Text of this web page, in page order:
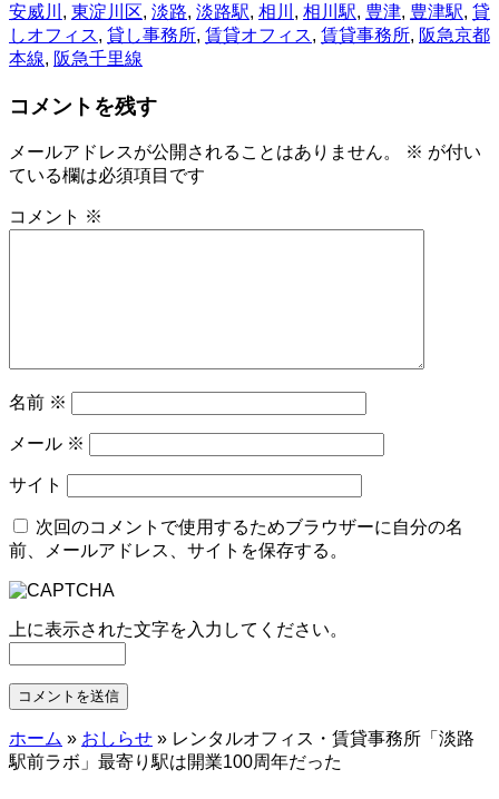
安威川 , 東淀川区, 淡路, 淡路駅, 相川 , 相川駅, 豊津, 豊津駅, 貸
しオフィス, 貸し事務所, 賃貸オフィス, 賃貸事務所, 阪急京都
本線, 阪急千里線
コメントを残す
メールアドレスが公開されることはありません。 ※ が付い
ている欄は必須項目です
コメント ※
名前 ※
メール ※
サイト
次回のコメントで使用するためブラウザーに自分の名
前、メールアドレス、サイトを保存する。
上に表示された文字を入力してください。
ホーム » おしらせ » レンタルオフィス・賃貸事務所「淡路
駅前ラボ」最寄り駅は開業100周年だった